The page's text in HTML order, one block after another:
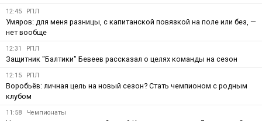
12:45 РПЛ
Умяров: для меня разницы, с капитанской повязкой на поле или без, —
нет вообще
12:31 РПЛ
Защитник "Балтики" Бевеев рассказал о целях команды на сезон
12:15 РПЛ
Воробьёв: личная цель на новый сезон? Стать чемпионом с родным
клубом
11:58 Чемпионаты